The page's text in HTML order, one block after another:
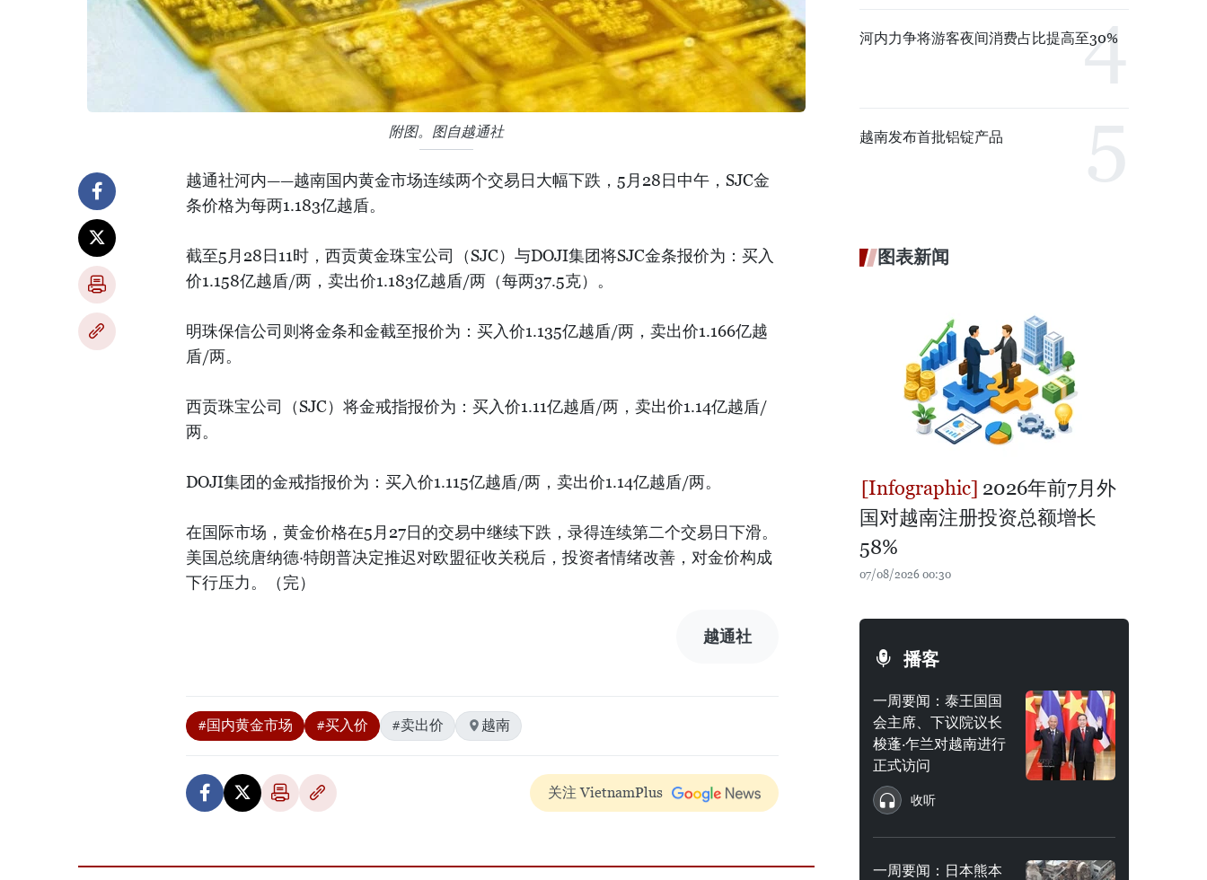
附图。图自越通社
越通社河内——越南国内黄金市场连续两个交易日大幅下跌，5月28日中午，SJC金
条价格为每两1.183亿越盾。
截至5月28日11时，西贡黄金珠宝公司（SJC）与DOJI集团将SJC金条报价为：买入
价1.158亿越盾/两，卖出价1.183亿越盾/两（每两37.5克）。
明珠保信公司则将金条和金截至报价为：买入价1.135亿越盾/两，卖出价1.166亿越
盾/两。
西贡珠宝公司（SJC）将金戒指报价为：买入价1.11亿越盾/两，卖出价1.14亿越盾/
两。
DOJI集团的金戒指报价为：买入价1.115亿越盾/两，卖出价1.14亿越盾/两。
在国际市场，黄金价格在5月27日的交易中继续下跌，录得连续第二个交易日下滑。
美国总统唐纳德·特朗普决定推迟对欧盟征收关税后，投资者情绪改善，对金价构成
下行压力。（完）
越通社
#国内黄金市场 #买入价 #卖出价 越南
关注 VietnamPlus
河内力争将游客夜间消费占比提高至30%
越南发布首批铝锭产品
图表新闻
2026年前7月外
国对越南注册投资总额增长
58%
07/08/2026 00:30
播客
一周要闻：泰王国国
会主席、下议院议长
梭蓬·乍兰对越南进行
正式访问
收听
一周要闻：日本熊本